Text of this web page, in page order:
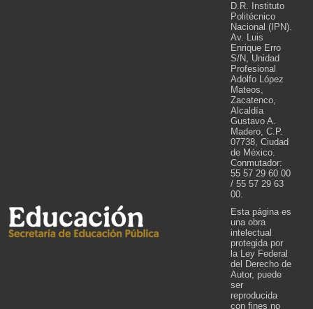
D.R. Instituto
Politécnico
Nacional (IPN).
Av. Luis
Enrique Erro
S/N, Unidad
Profesional
Adolfo López
Mateos,
Zacatenco,
Alcaldía
Gustavo A.
Madero, C.P.
07738, Ciudad
de México.
Conmutador:
55 57 29 60 00
/ 55 57 29 63
00.
Esta página es
una obra
intelectual
protegida por
la Ley Federal
del Derecho de
Autor, puede
ser
reproducida
con fines no